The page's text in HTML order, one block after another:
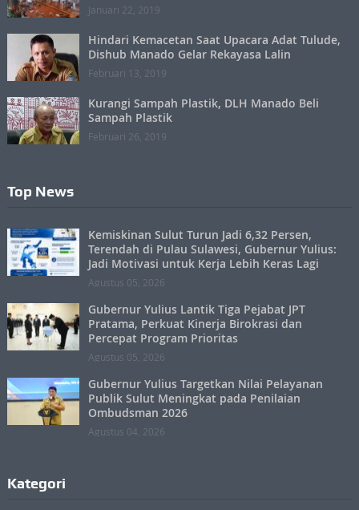
Januari 22, 2019
Hindari Kemacetan Saat Upacara Adat Tulude,
Dishub Manado Gelar Rekayasa Lalin
Februari 13, 2019
Kurangi Sampah Plastik, DLH Manado Beli
Sampah Plastik
Februari 26, 2019
Top News
Kemiskinan Sulut Turun Jadi 6,32 Persen,
Terendah di Pulau Sulawesi, Gubernur Yulius:
Jadi Motivasi untuk Kerja Lebih Keras Lagi
Agustus 05, 2026
Gubernur Yulius Lantik Tiga Pejabat JPT
Pratama, Perkuat Kinerja Birokrasi dan
Percepat Program Prioritas
Agustus 05, 2026
Gubernur Yulius Targetkan Nilai Pelayanan
Publik Sulut Meningkat pada Penilaian
Ombudsman 2026
Agustus 04, 2026
Kategori